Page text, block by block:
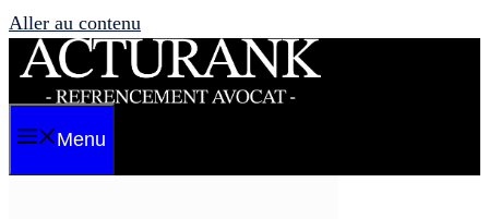
Aller au contenu
Menu